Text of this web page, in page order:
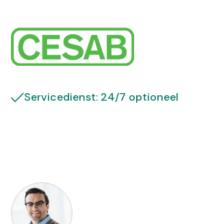
Servicedienst: 24/7 optioneel